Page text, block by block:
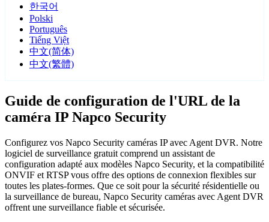
한국어
Polski
Português
Tiếng Việt
中文(简体)
中文(繁體)
Guide de configuration de l'URL de la
caméra IP Napco Security
Configurez vos Napco Security caméras IP avec Agent DVR. Notre
logiciel de surveillance gratuit comprend un assistant de
configuration adapté aux modèles Napco Security, et la compatibilité
ONVIF et RTSP vous offre des options de connexion flexibles sur
toutes les plates-formes. Que ce soit pour la sécurité résidentielle ou
la surveillance de bureau, Napco Security caméras avec Agent DVR
offrent une surveillance fiable et sécurisée.